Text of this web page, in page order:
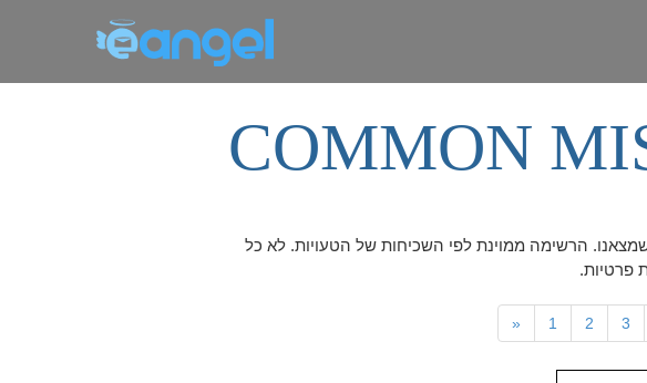
COMMON
שמצאנו. הרשימה ממוינת לפי השכיחות של הטעויות. לא כל
פרטיות.
« 1 2 3